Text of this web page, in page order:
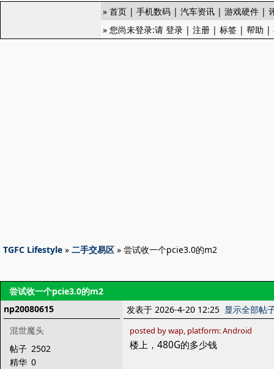
» 首页 | 手机数码 | 汽车资讯 | 游戏硬件 |
» 您尚未登录:请 登录 | 注册 | 标签 | 帮助 |
TGFC Lifestyle » 二手交易区 » 尝试收一个pcie3.0的m2
尝试收一个pcie3.0的m2
np20080615
混世魔头
帖子 2502
精华 0
发表于 2026-4-20 12:25 显示全部帖
posted by wap, platform: Android
楼上，480G的多少钱